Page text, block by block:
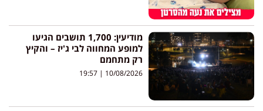
מודיעין: 1,700 תושבים הגיעו
למופע המחווה לבי ג'יז – והקיץ
רק מתחמם
10/08/2026